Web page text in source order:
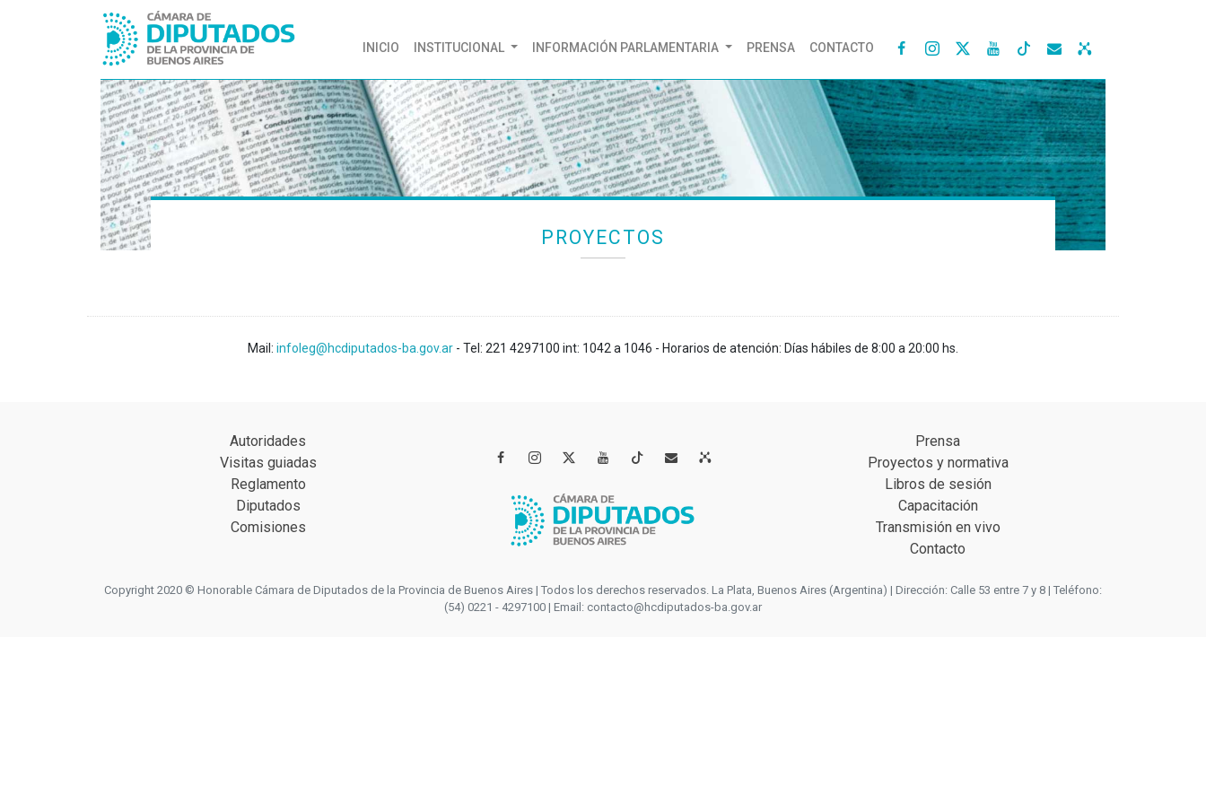
INICIO (CURRENT)
INSTITUCIONAL INFORMACIÓN PARLAMENTARIA PRENSA CONTACTO    
PROYECTOS
Mail: infoleg@hcdiputados-ba.gov.ar - Tel: 221 4297100 int: 1042 a 1046 - Horarios de atención: Días hábiles de 8:00 a 20:00 hs.
Autoridades
Visitas guiadas
Reglamento
Diputados
Comisiones
   
Prensa
Proyectos y normativa
Libros de sesión
Capacitación
Transmisión en vivo
Contacto
Copyright 2020 © Honorable Cámara de Diputados de la Provincia de Buenos Aires | Todos los derechos reservados. La Plata, Buenos Aires (Argentina) | Dirección: Calle 53 entre 7 y 8 | Teléfono:
(54) 0221 - 4297100 | Email: contacto@hcdiputados-ba.gov.ar